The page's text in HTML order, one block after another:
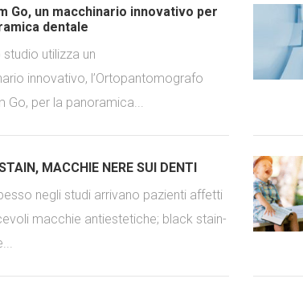
Go, un macchinario innovativo per
dentale
utilizza un
innovativo, l’Ortopantomografo
Go, per la panoramica...
MACCHIE NERE SUI DENTI
negli studi arrivano pazienti affetti
macchie antiestetiche; black stain-